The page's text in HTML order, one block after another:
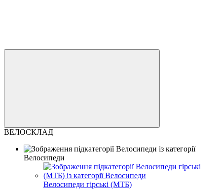
ВЕЛОСКЛАД
Велосипеди
Велосипеди гірські (МТБ)